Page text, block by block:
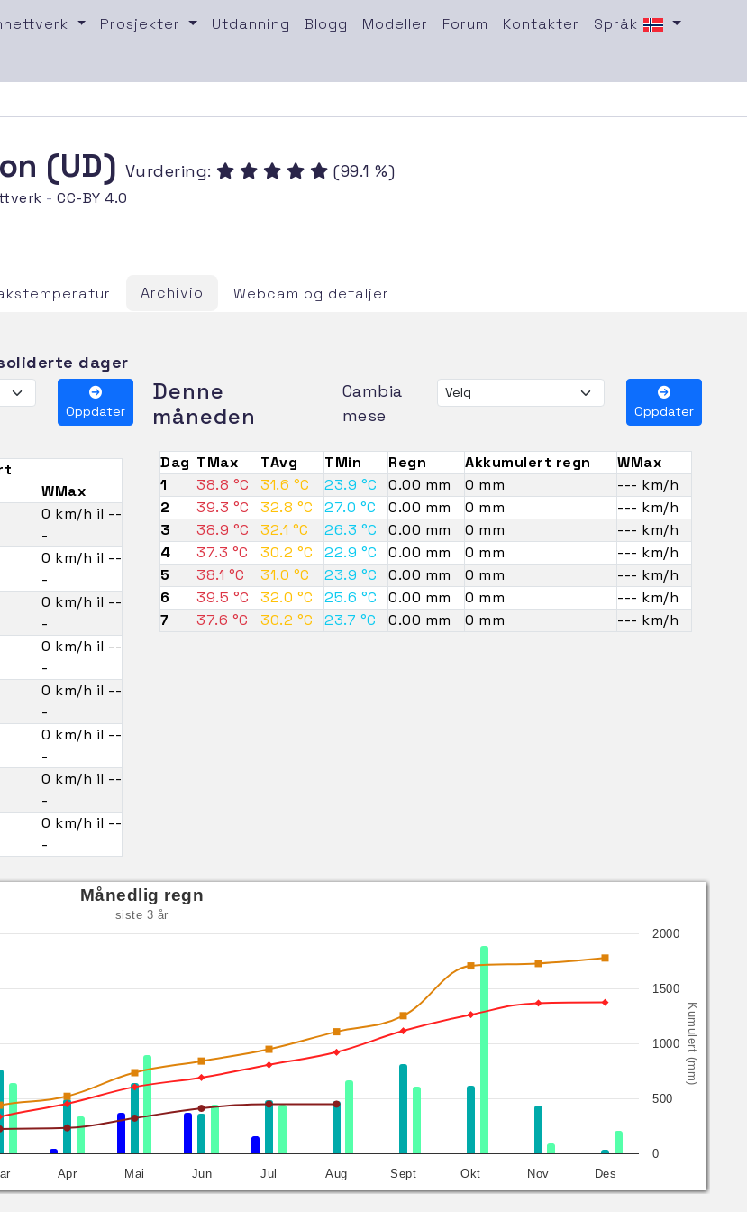
Prosjekter Utdanning Blogg Modeller Forum Kontakter Språk
(UD) Vurdering: (99.1 %)
-CC-BY 4.0
Archivio Webcam og detaljer
dager
Oppdater
Denne
måneden
Cambia
mese
Oppdater
WMax
0 km/h il --
-
0 km/h il --
-
0 km/h il --
-
0 km/h il --
-
0 km/h il --
-
0 km/h il --
-
0 km/h il --
-
0 km/h il --
-
Dag TMax TAvg TMin Regn Akkumulert regn
WMax
1
38.8 °C 31.6 °C 23.9 °C 0.00 mm 0 mm
--- km/h
2
39.3 °C 32.8 °C 27.0 °C 0.00 mm 0 mm
--- km/h
3
38.9 °C 32.1 °C 26.3 °C 0.00 mm 0 mm
--- km/h
4
37.3 °C 30.2 °C 22.9 °C 0.00 mm 0 mm
--- km/h
5
38.1 °C 31.0 °C 23.9 °C 0.00 mm 0 mm
--- km/h
6
39.5 °C 32.0 °C 25.6 °C 0.00 mm 0 mm
--- km/h
7
37.6 °C 30.2 °C 23.7 °C 0.00 mm 0 mm --- km/h
Kumulert (mm)
Månedlig regn
siste 3 år
Apr Mai Jun Jul Aug Sept Okt Nov Des
0
500
1000
1500
2000